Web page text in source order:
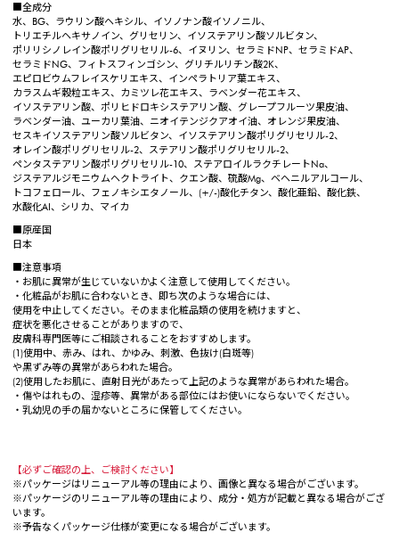
■全成分
水、BG、ラウリン酸ヘキシル、イソノナン酸イソノニル、
トリエチルヘキサノイン、グリセリン、イソステアリン酸ソルビタン、
ポリリシノレイン酸ポリグリセリル-6、イヌリン、セラミドNP、セラミドAP、
セラミドNG、フィトスフィンゴシン、グリチルリチン酸2K、
エピロビウムフレイスケリエキス、インペラトリア葉エキス、
カラスムギ穀粒エキス、カミツレ花エキス、ラベンダー花エキス、
イソステアリン酸、ポリヒドロキシステアリン酸、グレープフルーツ果皮油、
ラベンダー油、ユーカリ葉油、ニオイテンジクアオイ油、オレンジ果皮油、
セスキイソステアリン酸ソルビタン、イソステアリン酸ポリグリセリル-2、
オレイン酸ポリグリセリル-2、ステアリン酸ポリグリセリル-2、
ペンタステアリン酸ポリグリセリル-10、ステアロイルラクチレートNa、
ジステアルジモニウムヘクトライト、クエン酸、硫酸Mg、ベヘニルアルコール、
トコフェロール、フェノキシエタノール、(+/-)酸化チタン、酸化亜鉛、酸化鉄、
水酸化AI、シリカ、マイカ
■原産国
日本
■注意事項
・お肌に異常が生じていないかよく注意して使用してください。
・化粧品がお肌に合わないとき、即ち次のような場合には、
使用を中止してください。そのまま化粧品類の使用を続けますと、
症状を悪化させることがありますので、
皮膚科専門医等にご相談されることをおすすめします。
(1)使用中、赤み、はれ、かゆみ、刺激、色抜け(白斑等)
や黒ずみ等の異常があらわれた場合。
(2)使用したお肌に、直射日光があたって上記のような異常があらわれた場合。
・傷やはれもの、湿疹等、異常がある部位にはお使いにならないでください。
・乳幼児の手の届かないところに保管してください。
【必ずご確認の上、ご検討ください】
※パッケージはリニューアル等の理由により、画像と異なる場合がございます。
※パッケージのリニューアル等の理由により、成分・処方が記載と異なる場合がござ
います。
※予告なくパッケージ仕様が変更になる場合がございます。